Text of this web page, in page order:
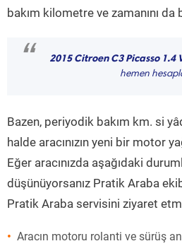
bakım kilometre ve zamanını
“ 2015 Citroen C3 Picasso 1.4
hemen
Bazen, periyodik bakım km. si
halde aracınızın yeni bir motor
Eğer aracınızda aşağıdaki
düşünüyorsanız Pratik Araba
Pratik Araba servisini ziyaret
Aracın motoru rolanti ve sürüş